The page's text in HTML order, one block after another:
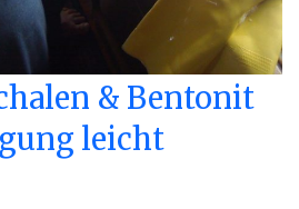
& Bentonit
leicht